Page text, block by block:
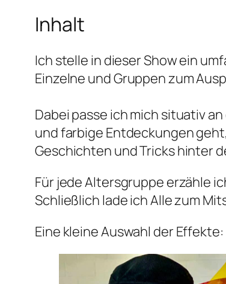
Inhalt
Ich stelle in dieser Show ein
Einzelne und Gruppen zum
Dabei passe ich mich situativ
und farbige Entdeckungen
Geschichten und Tricks hinter
Für jede Altersgruppe erzähle
Schließlich lade ich Alle zum
Eine kleine Auswahl der Effekte: